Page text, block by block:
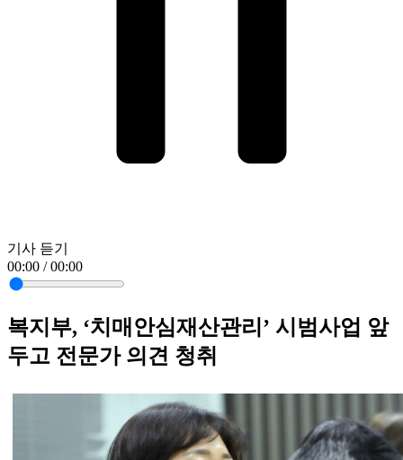
기사 듣기
00:00 / 00:00
복지부, ‘치매안심재산관리’ 시범사업 앞
두고 전문가 의견 청취